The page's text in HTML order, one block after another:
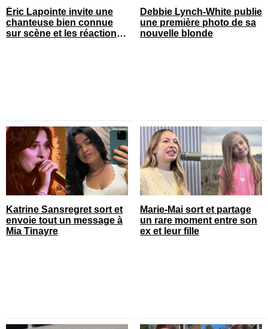
Éric Lapointe invite une
chanteuse bien connue
sur scène et les réactions
Debbie Lynch-White publie
une première photo de sa
nouvelle blonde
Katrine Sansregret sort et
envoie tout un message à
Mia Tinayre
Marie-Mai sort et partage
un rare moment entre son
ex et leur fille